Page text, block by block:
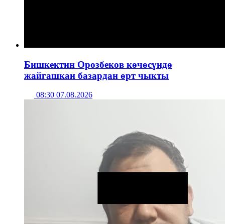
Бишкектин Орозбеков көчөсүндө
жайгашкан базардан өрт чыкты
08:30 07.08.2026